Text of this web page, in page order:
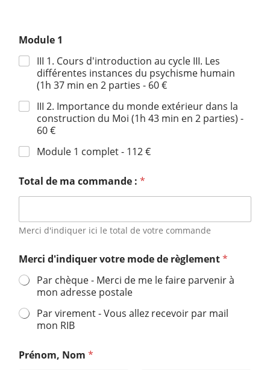
Module 1
III 1. Cours d'introduction au cycle III. Les
différentes instances du psychisme humain
(1h 37 min en 2 parties - 60 €
III 2. Importance du monde extérieur dans la
construction du Moi (1h 43 min en 2 parties) -
60 €
Module 1 complet - 112 €
Total de ma commande : *
Merci d'indiquer ici le total de votre commande
d
e
T
t
a
Merci d'indiquer votre mode de règlement*
Par chèque - Merci de me le faire parvenir à
mon adresse postale
Par virement - Vous allez recevoir par mail
mon RIB
Prénom, Nom *